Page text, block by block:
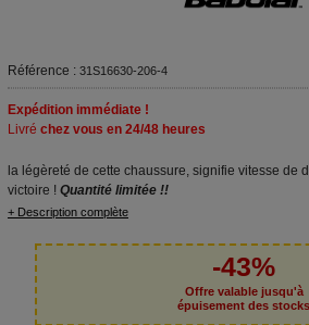
Référence : 31S16630-206-4
Expédition immédiate !
Livré chez vous en 24/48 heures
la légèreté de cette chaussure, signifie vitesse de
victoire ! Quantité limitée !!
+ Description complète
-43%
Offre valable jusqu'à
épuisement des stocks